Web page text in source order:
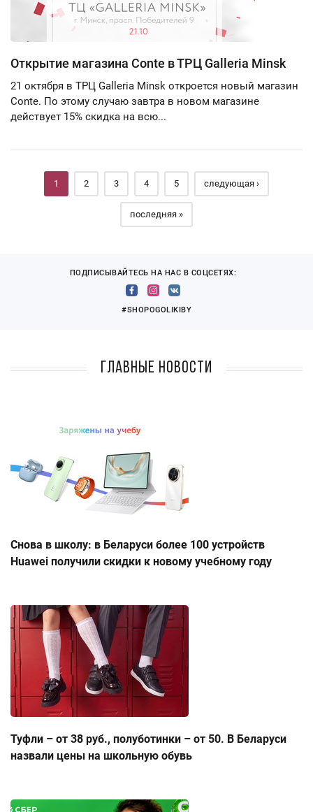
Открытие магазина Conte в ТРЦ Galleria Minsk
21 октября в ТРЦ Galleria Minsk откроется новый магазин
Conte. По этому случаю завтра в новом магазине
действует 15% скидка на всю...
Страницы
1 2 3 4 5 следующая ›
последняя »
ПОДПИСЫВАЙТЕСЬ НА НАС В СОЦСЕТЯХ:
#SHOPOGOLIKIBY
Главные новости
Снова в школу: в Беларуси более 100 устройств
Huawei получили скидки к новому учебному году
Туфли – от 38 руб., полуботинки – от 50. В Беларуси
назвали цены на школьную обувь